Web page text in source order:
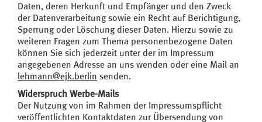
Daten, deren Herkunft und Empfänger und den Zweck
der Datenverarbeitung sowie ein Recht auf Berichtigung,
Sperrung oder Löschung dieser Daten. Hierzu sowie zu
weiteren Fragen zum Thema personenbezogene Daten
können Sie sich jederzeit unter der im Impressum
angegebenen Adresse an uns wenden oder eine Mail an
lehmann@ejk.berlin senden.
Widerspruch Werbe-Mails
Der Nutzung von im Rahmen der Impressumspflicht
veröffentlichten Kontaktdaten zur Übersendung von